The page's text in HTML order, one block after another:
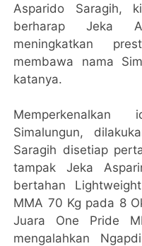
Asparido Saragih,
berharap Jeka
meningkatkan
membawa nama
katanya.
Simalungun,
Saragih disetiap
tampak Jeka
bertahan
MMA 70 Kg pada 8
Juara One Pride
mengalahkan